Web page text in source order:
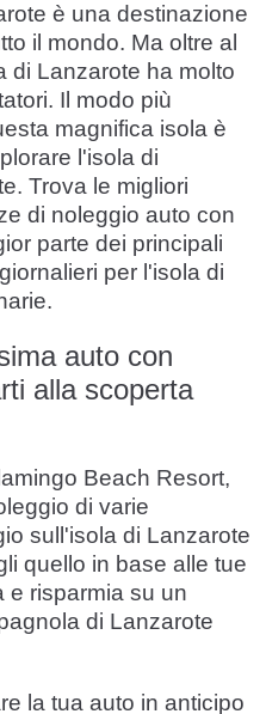
è una destinazione
il mondo. Ma oltre al
di Lanzarote ha molto
Il modo più
magnifica isola è
l'isola di
Trova le migliori
di noleggio auto con
parte dei principali
per l'isola di
auto con
alla scoperta
Beach Resort,
di varie
sull'isola di Lanzarote
quello in base alle tue
e risparmia su un
di Lanzarote
la tua auto in anticipo